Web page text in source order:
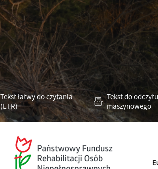
Tekst łatwy do czytania
(ETR)
Tekst do odczytu
maszynowego